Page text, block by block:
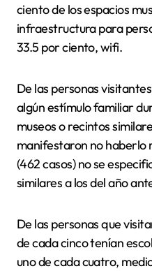
ciento de los espacios
infraestructura para
33.5 por ciento, wifi.
De las personas
algún estímulo familiar
museos o recintos
manifestaron no haberlo
(462 casos) no se
similares a los del año
De las personas que
de cada cinco tenían
uno de cada cuatro,